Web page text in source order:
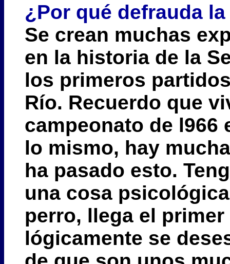
¿Por qué defrauda
Se crean muchas
en la historia de la
los primeros
Río. Recuerdo que
campeonato de l966
lo mismo, hay
ha pasado esto.
una cosa
perro, llega el
lógicamente se